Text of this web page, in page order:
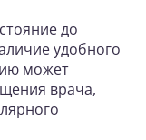
до
удобного
может
врача,